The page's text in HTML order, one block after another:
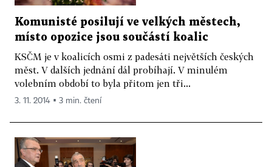
Komunisté posilují ve velkých městech,
místo opozice jsou součástí koalic
KSČM je v koalicích osmi z padesáti největších českých
měst. V dalších jednání dál probíhají. V minulém
volebním období to byla přitom jen tři...
3. 11. 2014 ▪ 3 min. čtení